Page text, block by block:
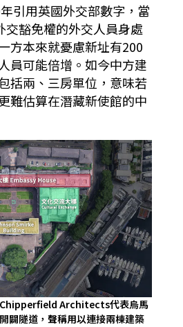
引用英國外交部數字，當
交豁免權的外交人員身處
方本來就憂慮新址有200
員可能倍增。如今中方建
括兩、三房單位，意味若
難估算在潛藏新使館的中
Architects代表烏馬
闢隧道，聲稱用以連接兩棟建築